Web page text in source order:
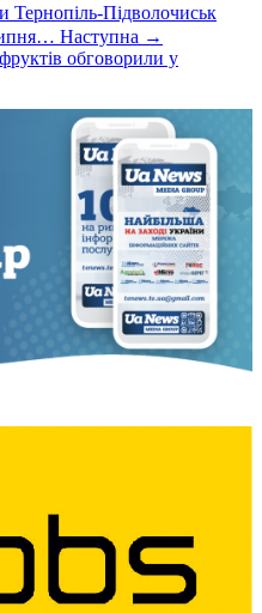
Тернопіль-Підволочиськ
Наступна →
обговорили у